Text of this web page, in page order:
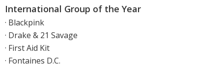
International Group of the Year
· Blackpink
· Drake & 21 Savage
· First Aid Kit
· Fontaines D.C.